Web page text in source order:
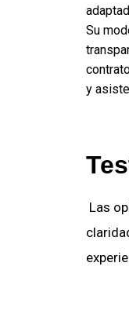
Su
y